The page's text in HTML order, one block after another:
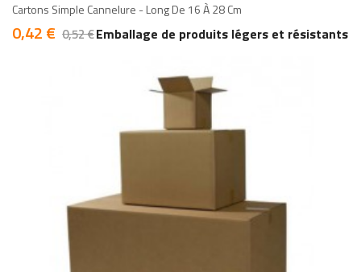
Cartons Simple Cannelure - Long De 16 À 28 Cm
0,42 € Prix
de
0,52 €Prix
Emballage de produits légers et résistants